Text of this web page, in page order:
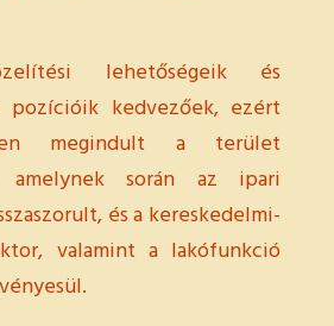
lehetőségeik és
pozícióik kedvezőek, ezért
megindult a terület
amelynek során az ipari
és a kereskedelmi-
valamint a lakófunkció